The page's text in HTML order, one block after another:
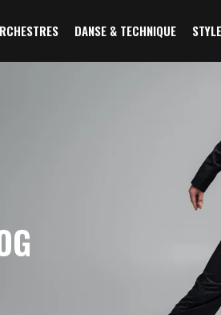
DANSE & TECHNIQUE